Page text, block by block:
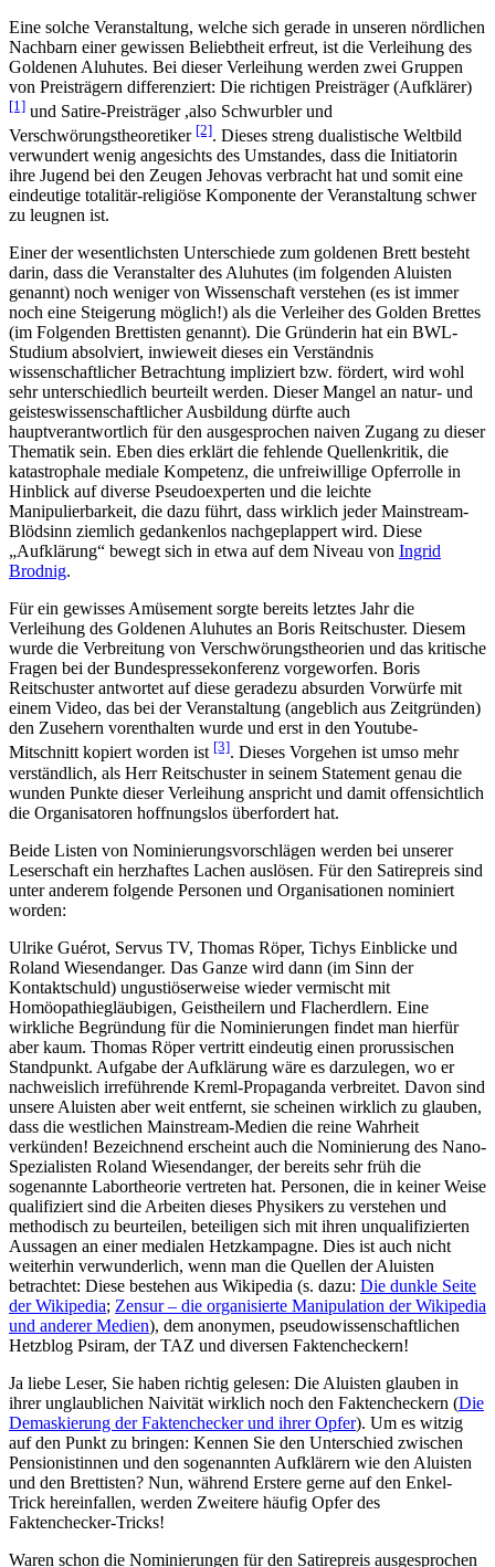
Eine solche Veranstaltung, welche sich gerade in unseren nördlichen
Nachbarn einer gewissen Beliebtheit erfreut, ist die Verleihung des
Goldenen Aluhutes. Bei dieser Verleihung werden zwei Gruppen
von Preisträgern differenziert: Die richtigen Preisträger (Aufklärer)
[1] und Satire-Preisträger ,also Schwurbler und
Verschwörungstheoretiker [2]. Dieses streng dualistische Weltbild
verwundert wenig angesichts des Umstandes, dass die Initiatorin
ihre Jugend bei den Zeugen Jehovas verbracht hat und somit eine
eindeutige totalitär-religiöse Komponente der Veranstaltung schwer
zu leugnen ist.
Einer der wesentlichsten Unterschiede zum goldenen Brett besteht
darin, dass die Veranstalter des Aluhutes (im folgenden Aluisten
genannt) noch weniger von Wissenschaft verstehen (es ist immer
noch eine Steigerung möglich!) als die Verleiher des Golden Brettes
(im Folgenden Brettisten genannt). Die Gründerin hat ein BWL-
Studium absolviert, inwieweit dieses ein Verständnis
wissenschaftlicher Betrachtung impliziert bzw. fördert, wird wohl
sehr unterschiedlich beurteilt werden. Dieser Mangel an natur- und
geisteswissenschaftlicher Ausbildung dürfte auch
hauptverantwortlich für den ausgesprochen naiven Zugang zu dieser
Thematik sein. Eben dies erklärt die fehlende Quellenkritik, die
katastrophale mediale Kompetenz, die unfreiwillige Opferrolle in
Hinblick auf diverse Pseudoexperten und die leichte
Manipulierbarkeit, die dazu führt, dass wirklich jeder Mainstream-
Blödsinn ziemlich gedankenlos nachgeplappert wird. Diese
„Aufklärung“ bewegt sich in etwa auf dem Niveau von Ingrid
Brodnig.
Für ein gewisses Amüsement sorgte bereits letztes Jahr die
Verleihung des Goldenen Aluhutes an Boris Reitschuster. Diesem
wurde die Verbreitung von Verschwörungstheorien und das kritische
Fragen bei der Bundespressekonferenz vorgeworfen. Boris
Reitschuster antwortet auf diese geradezu absurden Vorwürfe mit
einem Video, das bei der Veranstaltung (angeblich aus Zeitgründen)
den Zusehern vorenthalten wurde und erst in den Youtube-
Mitschnitt kopiert worden ist [3]. Dieses Vorgehen ist umso mehr
verständlich, als Herr Reitschuster in seinem Statement genau die
wunden Punkte dieser Verleihung anspricht und damit offensichtlich
die Organisatoren hoffnungslos überfordert hat.
Beide Listen von Nominierungsvorschlägen werden bei unserer
Leserschaft ein herzhaftes Lachen auslösen. Für den Satirepreis sind
unter anderem folgende Personen und Organisationen nominiert
worden:
Ulrike Guérot, Servus TV, Thomas Röper, Tichys Einblicke und
Roland Wiesendanger. Das Ganze wird dann (im Sinn der
Kontaktschuld) ungustiöserweise wieder vermischt mit
Homöopathiegläubigen, Geistheilern und Flacherdlern. Eine
wirkliche Begründung für die Nominierungen findet man hierfür
aber kaum. Thomas Röper vertritt eindeutig einen prorussischen
Standpunkt. Aufgabe der Aufklärung wäre es darzulegen, wo er
nachweislich irreführende Kreml-Propaganda verbreitet. Davon sind
unsere Aluisten aber weit entfernt, sie scheinen wirklich zu glauben,
dass die westlichen Mainstream-Medien die reine Wahrheit
verkünden! Bezeichnend erscheint auch die Nominierung des Nano-
Spezialisten Roland Wiesendanger, der bereits sehr früh die
sogenannte Labortheorie vertreten hat. Personen, die in keiner Weise
qualifiziert sind die Arbeiten dieses Physikers zu verstehen und
methodisch zu beurteilen, beteiligen sich mit ihren unqualifizierten
Aussagen an einer medialen Hetzkampagne. Dies ist auch nicht
weiterhin verwunderlich, wenn man die Quellen der Aluisten
betrachtet: Diese bestehen aus Wikipedia (s. dazu: Die dunkle Seite
der Wikipedia; Zensur – die organisierte Manipulation der Wikipedia
und anderer Medien), dem anonymen, pseudowissenschaftlichen
Hetzblog Psiram, der TAZ und diversen Faktencheckern!
Ja liebe Leser, Sie haben richtig gelesen: Die Aluisten glauben in
ihrer unglaublichen Naivität wirklich noch den Faktencheckern (Die
Demaskierung der Faktenchecker und ihrer Opfer). Um es witzig
auf den Punkt zu bringen: Kennen Sie den Unterschied zwischen
Pensionistinnen und den sogenannten Aufklärern wie den Aluisten
und den Brettisten? Nun, während Erstere gerne auf den Enkel-
Trick hereinfallen, werden Zweitere häufig Opfer des
Faktenchecker-Tricks!
Waren schon die Nominierungen für den Satirepreis ausgesprochen